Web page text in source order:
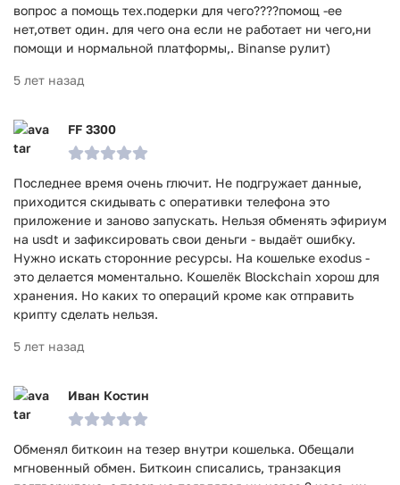
вопрос а помощь тех.подерки для чего????помощ -ее
нет,ответ один. для чего она если не работает ни чего,ни
помощи и нормальной платформы,. Binanse рулит)
5 лет назад
FF 3300
Последнее время очень глючит. Не подгружает данные,
приходится скидывать с оперативки телефона это
приложение и заново запускать. Нельзя обменять эфириум
на usdt и зафиксировать свои деньги - выдаёт ошибку.
Нужно искать сторонние ресурсы. На кошельке exodus -
это делается моментально. Кошелёк Blockchain хорош для
хранения. Но каких то операций кроме как отправить
крипту сделать нельзя.
5 лет назад
Иван Костин
Обменял биткоин на тезер внутри кошелька. Обещали
мгновенный обмен. Биткоин списались, транзакция